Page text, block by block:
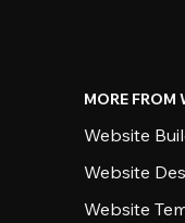
MORE FROM
Website
Website
Website